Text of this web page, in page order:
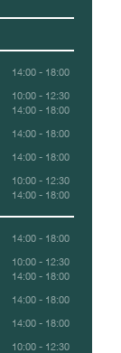
14:00 - 18:00
10:00 - 12:30
14:00 - 18:00
14:00 - 18:00
14:00 - 18:00
10:00 - 12:30
14:00 - 18:00
14:00 - 18:00
10:00 - 12:30
14:00 - 18:00
14:00 - 18:00
14:00 - 18:00
10:00 - 12:30